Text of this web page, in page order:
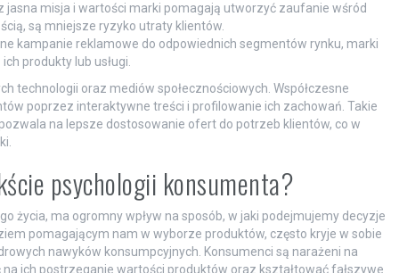
jasna misja i wartości marki pomagają utworzyć zaufanie wśród
są mniejsze ryzyko utraty klientów.
kampanie reklamowe do odpowiednich segmentów rynku, marki
produkty lub usługi.
technologii oraz mediów społecznościowych. Współczesne
poprzez interaktywne treści i profilowanie ich zachowań. Takie
na lepsze dostosowanie ofert do potrzeb klientów, co w
psychologii konsumenta?
życia, ma ogromny wpływ na sposób, w jaki podejmujemy decyzje
pomagającym nam w wyborze produktów, często kryje w sobie
nawyków konsumpcyjnych. Konsumenci są narażeni na
ich postrzeganie wartości produktów oraz kształtować fałszywe